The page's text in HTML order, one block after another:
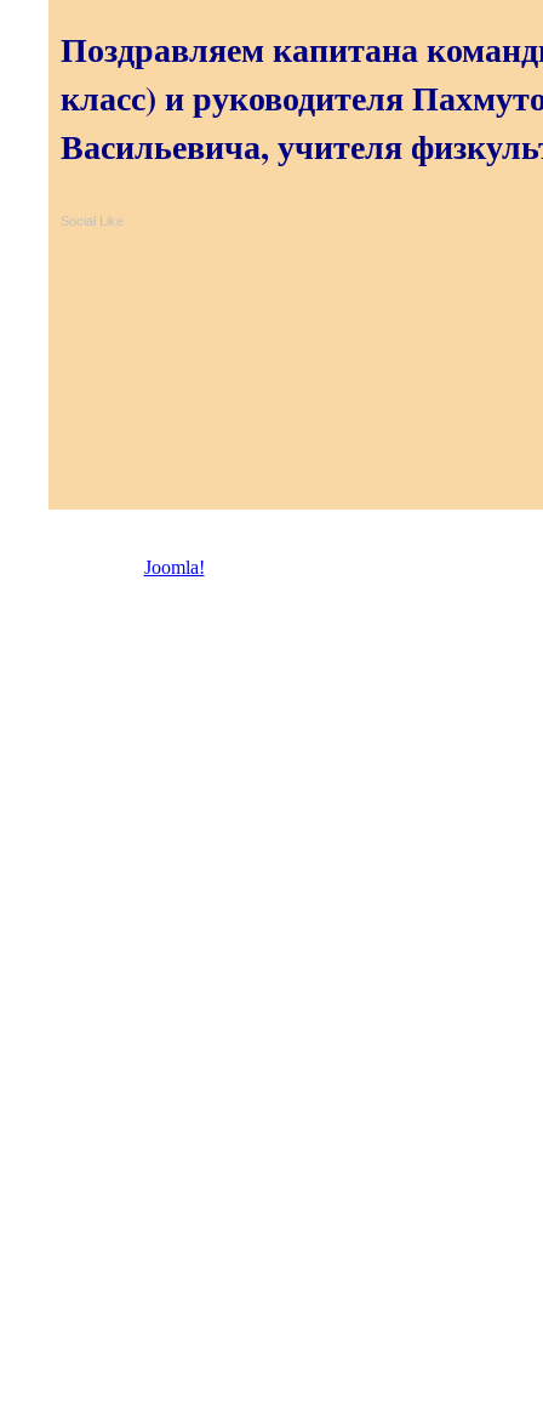
Поздравляем капитана
класс) и руководителя
Васильевича, учителя
Social Like
Joomla!